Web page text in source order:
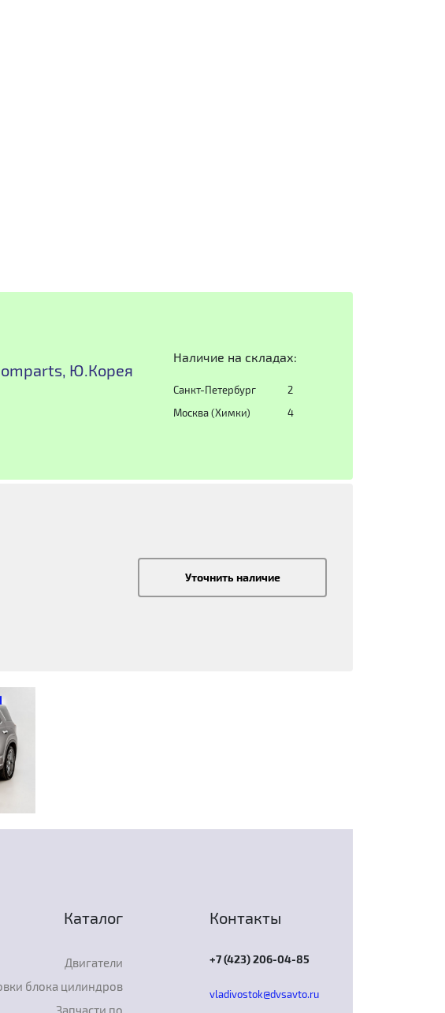
Ю.Корея
Наличие на складах:
Санкт-Петербург
2
Москва (Химки)
4
Уточнить наличие
Каталог
Двигатели
блока цилиндров
Запчасти по
Контакты
+7 (423) 206-04-85
vladivostok@dvsavto.ru